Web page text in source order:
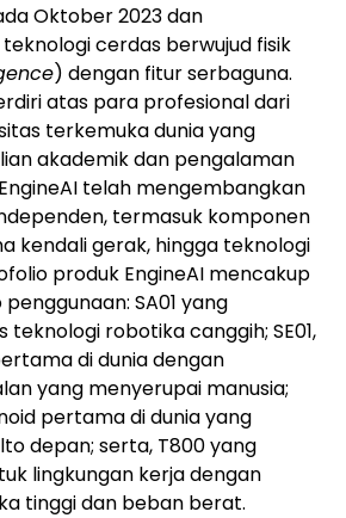
Oktober 2023 dan
cerdas berwujud fisik
) dengan fitur serbaguna.
atas para profesional dari
terkemuka dunia yang
akademik dan pengalaman
telah mengembangkan
termasuk komponen
kendali gerak, hingga teknologi
produk EngineAI mencakup
SA01 yang
teknologi robotika canggih; SE01,
di dunia dengan
yang menyerupai manusia;
pertama di dunia yang
depan; serta, T800 yang
lingkungan kerja dengan
tinggi dan beban berat.